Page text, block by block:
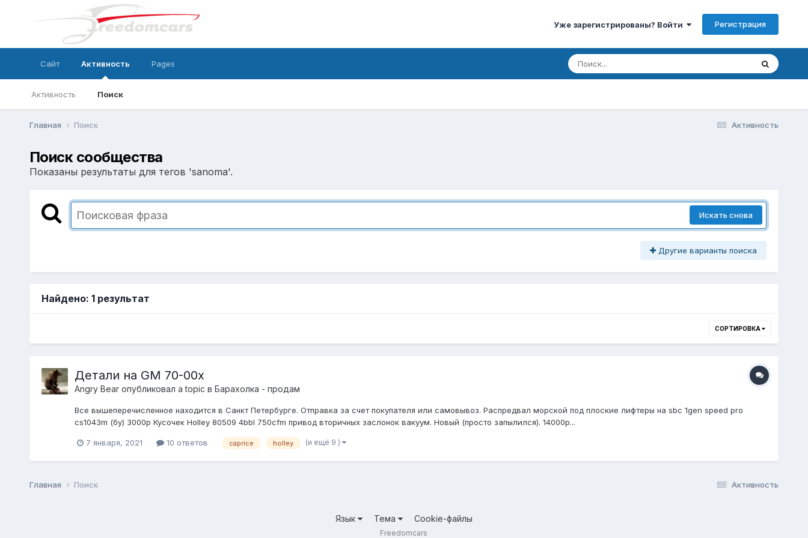
Уже зарегистрированы? Войти Регистрация
Сайт Активность
Активность Поиск
Pages
Активность
Главная Поиск
Поиск сообщества
Показаны результаты для тегов 'sanoma'.
Искать снова
Другие варианты поиска
Найдено: 1 результат
СОРТИРОВКА
Детали на GM 70-00х
Angry Bearопубликовал a topic в Барахолка - продам
Все вышеперечисленное находится в Санкт Петербурге. Отправка за счет покупателя или самовывоз. Распредвал морской под плоские лифтеры на sbc 1gen speed pro
cs1043m (бу) 3000р Кусочек Holley 80509 4bbl 750cfm привод вторичных заслонок вакуум. Новый (просто запылился). 14000р...
7 января, 2021 10 ответов caprice holley (и ещё 9 )
Активность
Главная Поиск
Язык Тема Cookie-файлы
Freedomcars